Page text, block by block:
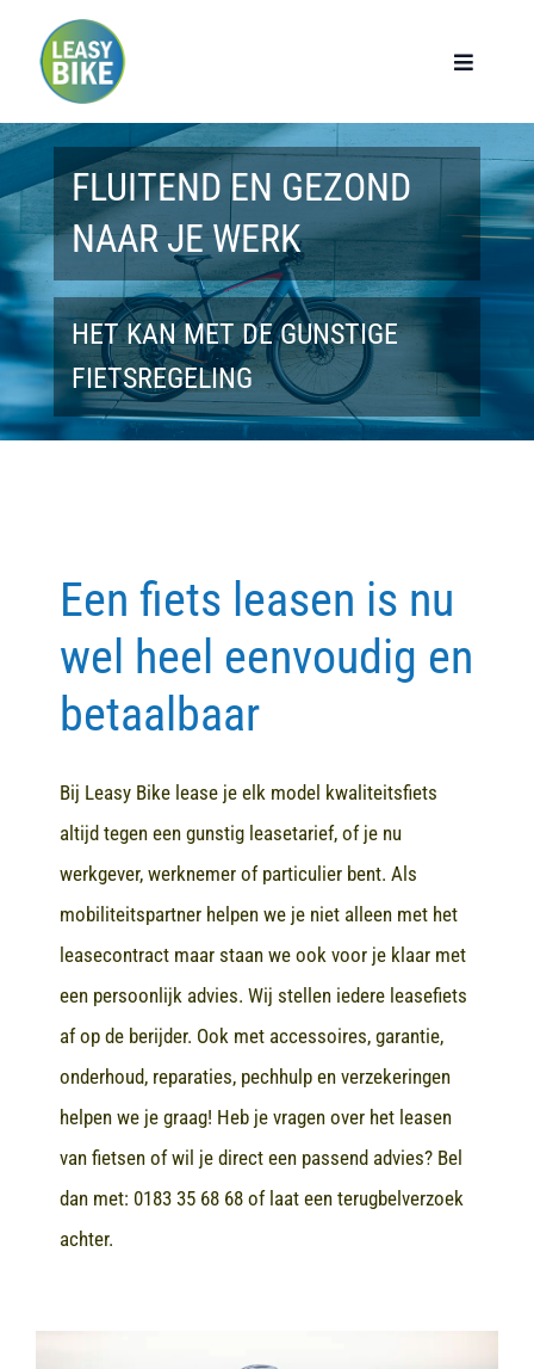
Toggle
Home
Werknemers
Werkgevers
Privé lease
Modellen
Contact
FLUITEND EN GEZOND
NAAR JE WERK
HET KAN MET DE GUNSTIGE
FIETSREGELING
Een fiets leasen is nu
wel heel eenvoudig en
betaalbaar
Bij Leasy Bike lease je elk model kwaliteitsfiets
altijd tegen een gunstig leasetarief, of je nu
werkgever, werknemer of particulier bent. Als
mobiliteitspartner helpen we je niet alleen met het
leasecontract maar staan we ook voor je klaar met
een persoonlijk advies. Wij stellen iedere leasefiets
af op de berijder. Ook met accessoires, garantie,
onderhoud, reparaties, pechhulp en verzekeringen
helpen we je graag! Heb je vragen over het leasen
van fietsen of wil je direct een passend advies? Bel
dan met: 0183 35 68 68of laat een terugbelverzoek
achter.